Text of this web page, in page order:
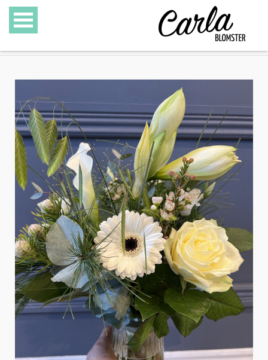
SPECIALITETER
GAVEKURVE
GAVEKORT
GALLERI
OM CARLA BLOMSTER